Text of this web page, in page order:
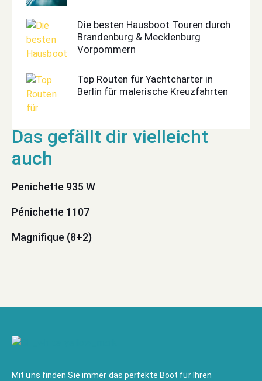
Die besten Hausboot Touren durch
Brandenburg & Mecklenburg
Vorpommern
Top Routen für Yachtcharter in
Berlin für malerische Kreuzfahrten
Penichette 935 W
Pénichette 1107
Magnifique (8+2)
Mit uns finden Sie immer das perfekte Boot für Ihren